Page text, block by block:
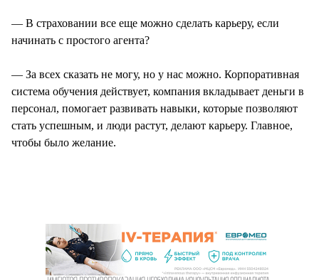
— В страховании все еще можно сделать карьеру, если
начинать с простого агента?
— За всех сказать не могу, но у нас можно. Корпоративная
система обучения действует, компания вкладывает деньги в
персонал, помогает развивать навыки, которые позволяют
стать успешным, и люди растут, делают карьеру. Главное,
чтобы было желание.